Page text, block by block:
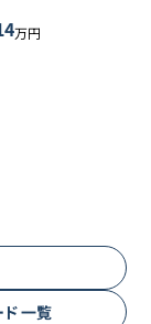
万円
一覧